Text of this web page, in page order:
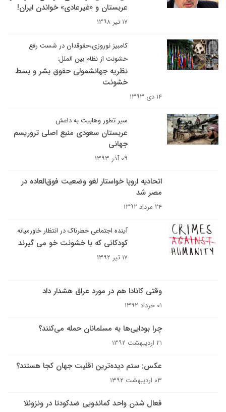
عربستان و «غیرعادی» خواندن ایران!
۱۷ تیر ۱۳۹۸
کامبیز نوروزی،حقوقدان در شست رفع
خشونت از نظام بین الملل:
نظریه جهانشمولی حقوق بشر و بسط
خشونت
۱۴ دی ۱۳۹۳
سیر تطور وهابیت به داعش
عربستان سعودی منبع اصلی تروریسم
جهانی
۰۹ آذر ۱۳۹۳
اتحادیه اروپا خواستار لغو وضعیت فوق‌العاده در
مصر شد
۲۴ مرداد ۱۳۹۲
آینده اجتماعی خطرناک در انتظار خاورمیانه
کودکانی که با خشونت خو می گیرند
۱۷ تیر ۱۳۹۲
وقتی کانادا هم در مورد عراق هشدار داد
۰۱ خرداد ۱۳۹۲
چرا بودایی‌ها به مسلمانان حمله می‌کنند؟
۲۱ اردیبهشت ۱۳۹۲
عکس: ستم دیده‌ترین اقلیت جهان کجا هستند؟
۰۳ اردیبهشت ۱۳۹۲
فعال شدن واحد کماندویی ضدکودتا در ونزوئلا